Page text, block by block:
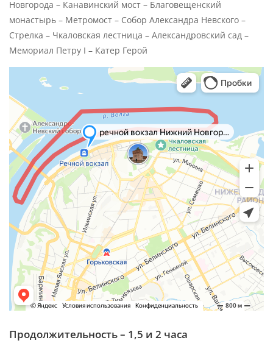
Новгорода – Канавинский мост – Благовещенский
монастырь – Метромост – Собор Александра Невского –
Стрелка – Чкаловская лестница – Александровский сад –
Мемориал Петру I – Катер Герой
Яндекс Карты — транспорт, навигация, поиск мест
Продолжительность – 1,5 и 2 часа